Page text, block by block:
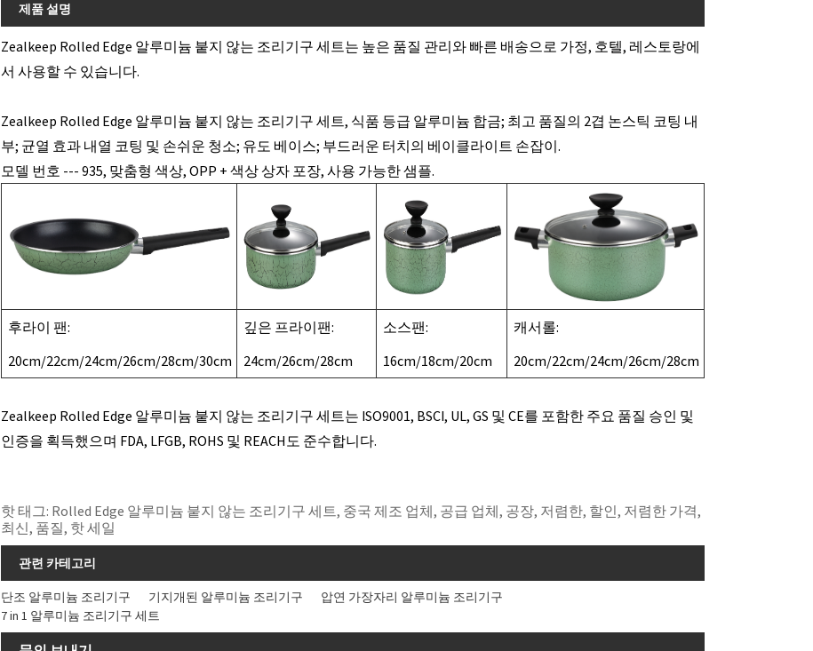
제품 설명
Zealkeep Rolled Edge 알루미늄 붙지 않는 조리기구 세트는 높은 품질 관리와 빠른 배송으로 가정, 호텔, 레스토랑에
서 사용할 수 있습니다.
Zealkeep Rolled Edge 알루미늄 붙지 않는 조리기구 세트, 식품 등급 알루미늄 합금; 최고 품질의 2겹 논스틱 코팅 내
부; 균열 효과 내열 코팅 및 손쉬운 청소; 유도 베이스; 부드러운 터치의 베이클라이트 손잡이.
모델 번호 --- 935, 맞춤형 색상, OPP + 색상 상자 포장, 사용 가능한 샘플.
후라이 팬:
20cm/22cm/24cm/26cm/28cm/30cm
깊은 프라이팬:
24cm/26cm/28cm
소스팬:
16cm/18cm/20cm
캐서롤:
20cm/22cm/24cm/26cm/28cm
Zealkeep Rolled Edge 알루미늄 붙지 않는 조리기구 세트는 ISO9001, BSCI, UL, GS 및 CE를 포함한 주요 품질 승인 및
인증을 획득했으며 FDA, LFGB, ROHS 및 REACH도 준수합니다.
핫 태그: Rolled Edge 알루미늄 붙지 않는 조리기구 세트, 중국 제조 업체, 공급 업체, 공장, 저렴한, 할인, 저렴한 가격,
최신, 품질, 핫 세일
관련 카테고리
단조 알루미늄 조리기구 기지개된 알루미늄 조리기구
압연 가장자리 알루미늄 조리기구
7 in 1 알루미늄 조리기구 세트